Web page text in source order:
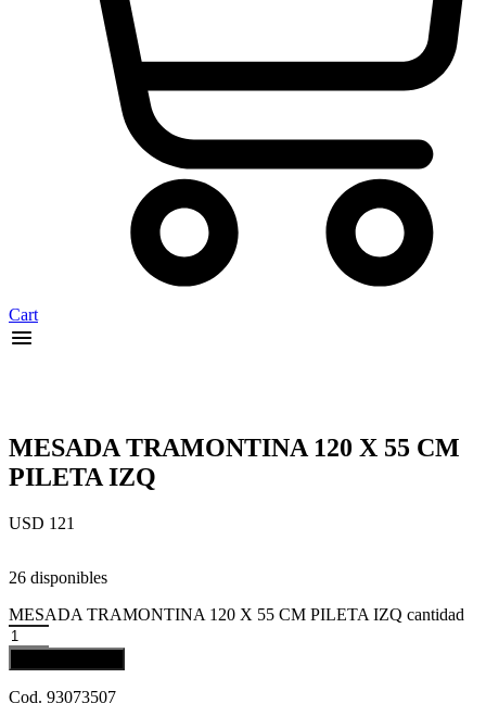
Cart
MESADA TRAMONTINA 120 X 55 CM
PILETA IZQ
USD 121
26 disponibles
MESADA TRAMONTINA 120 X 55 CM PILETA IZQ cantidad
Cod. 93073507